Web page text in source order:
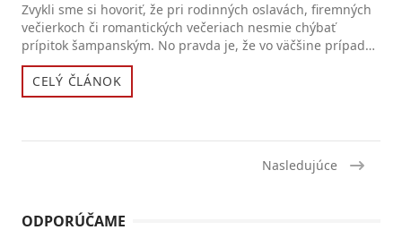
Zvykli sme si hovoriť, že pri rodinných oslavách, firemných
večierkoch či romantických večeriach nesmie chýbať
prípitok šampanským. No pravda je, že vo väčšine prípadov
v...
CELÝ ČLÁNOK
Nasledujúce
ODPORÚČAME